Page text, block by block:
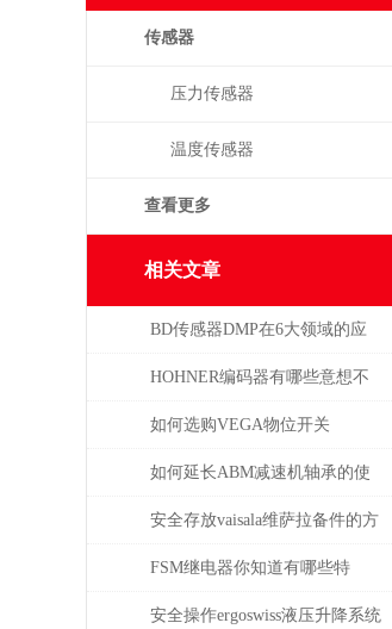
传感器
压力传感器
温度传感器
查看更多
相关文章
BD传感器DMP在6大领域的应
用分析
HOHNER编码器有哪些意想不
到的应用
如何选购VEGA物位开关
如何延长ABM减速机轴承的使
用寿命
安全存放vaisala维萨拉备件的方
法，赶紧收藏！
FSM继电器你知道有哪些特
点？
安全操作ergoswiss液压升降系统